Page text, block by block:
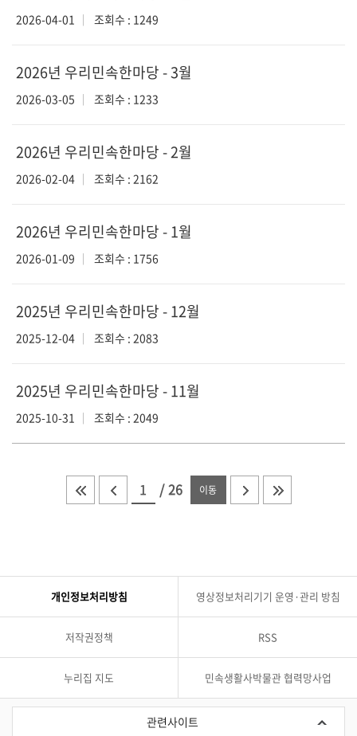
2026-04-01 조회수 : 1249
2026년 우리민속한마당 - 3월
2026-03-05 조회수 : 1233
2026년 우리민속한마당 - 2월
2026-02-04 조회수 : 2162
2026년 우리민속한마당 - 1월
2026-01-09 조회수 : 1756
2025년 우리민속한마당 - 12월
2025-12-04 조회수 : 2083
2025년 우리민속한마당 - 11월
2025-10-31 조회수 : 2049
/ 26 이동
개인정보처리방침 영상정보처리기기 운영·관리 방침
저작권정책 RSS
누리집 지도 민속생활사박물관 협력망사업
관
관련사이트